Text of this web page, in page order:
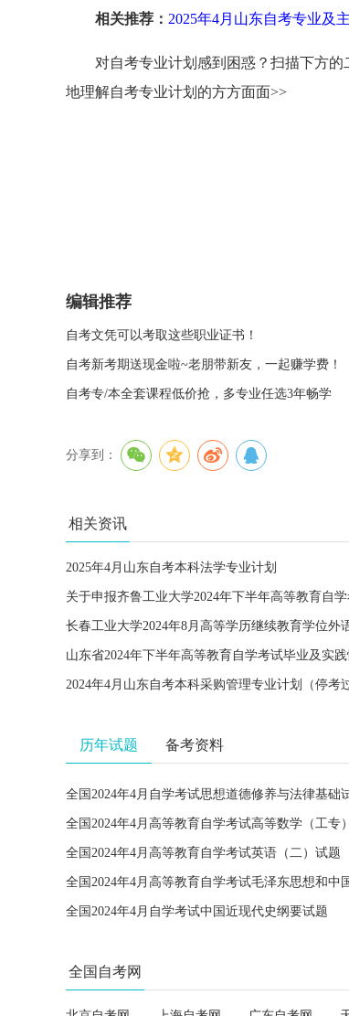
相关推荐： 2025年4月山东自考专业及
对自考专业计划感到困惑？扫描下方
地理解自考专业计划的方方面面>>
编辑推荐
自考文凭可以考取这些职业证书！
自考新考期送现金啦~老朋带新友，一起赚学费！
自考专/本全套课程低价抢，多专业任选3年畅学
分享到：
相关资讯
2025年4月山东自考本科法学专业计划
2024年4月山东自考本科采购管理专业计划（停考
历年试题 备考资料
全国2024年4月自学考试思想道德修养与法律基础
全国2024年4月高等教育自学考试高等数学（工专
全国2024年4月高等教育自学考试英语（二）试题
全国2024年4月自学考试中国近现代史纲要试题
全国自考网